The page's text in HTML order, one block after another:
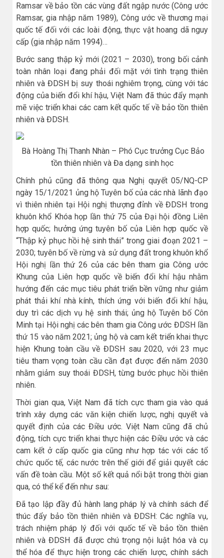
Ramsar về bảo tồn các vùng đất ngập nước (Công ước
Ramsar, gia nhập năm 1989), Công ước về thương mại
quốc tế đối với các loài động, thực vật hoang dã nguy
cấp (gia nhập năm 1994)…
Bước sang thập kỷ mới (2021 – 2030), trong bối cảnh
toàn nhân loại đang phải đối mặt với tình trạng thiên
nhiên và ĐDSH bị suy thoái nghiêm trọng, cùng với tác
động của biến đổi khí hậu, Việt Nam đã thúc đẩy mạnh
mẽ việc triển khai các cam kết quốc tế về bảo tồn thiên
nhiên và ĐDSH.
Bà Hoàng Thị Thanh Nhàn – Phó Cục trưởng Cục Bảo
tồn thiên nhiên và Đa dạng sinh học
Chính phủ cũng đã thông qua Nghị quyết 05/NQ-CP
ngày 15/1/2021 ủng hộ Tuyên bố của các nhà lãnh đạo
vì thiên nhiên tại Hội nghị thượng đỉnh về ĐDSH trong
khuôn khổ Khóa họp lần thứ 75 của Đại hội đồng Liên
hợp quốc; hưởng ứng tuyên bố của Liên hợp quốc về
“Thập kỷ phục hồi hệ sinh thái” trong giai đoạn 2021 –
2030; tuyên bố về rừng và sử dụng đất trong khuôn khổ
Hội nghị lần thứ 26 của các bên tham gia Công ước
Khung của Liên hợp quốc về biến đổi khí hậu nhằm
hướng đến các mục tiêu phát triển bền vững như giảm
phát thải khí nhà kính, thích ứng với biến đổi khí hậu,
duy trì các dịch vụ hệ sinh thái; ủng hộ Tuyên bố Côn
Minh tại Hội nghị các bên tham gia Công ước ĐDSH lần
thứ 15 vào năm 2021; ủng hộ và cam kết triển khai thực
hiện Khung toàn cầu về ĐDSH sau 2020, với 23 mục
tiêu tham vọng toàn cầu cần đạt được đến năm 2030
nhằm giảm suy thoái ĐDSH, từng bước phục hồi thiên
nhiên.
Thời gian qua, Việt Nam đã tích cực tham gia vào quá
trình xây dựng các văn kiện chiến lược, nghị quyết và
quyết định của các Điều ước. Việt Nam cũng đã chủ
động, tích cực triển khai thực hiện các Điều ước và các
cam kết ở cấp quốc gia cũng như hợp tác với các tổ
chức quốc tế, các nước trên thế giới để giải quyết các
vấn đề toàn cầu. Một số kết quả nổi bật trong thời gian
qua, có thể kể đến như sau:
Đã tạo lập đầy đủ hành lang pháp lý và chính sách để
thúc đẩy bảo tồn thiên nhiên và ĐDSH: Các nghĩa vụ,
trách nhiệm pháp lý đối với quốc tế về bảo tồn thiên
nhiên và ĐDSH đã được chú trọng nội luật hóa và cụ
thể hóa để thực hiện trong các chiến lược, chính sách